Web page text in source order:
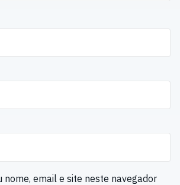
nome, email e site neste navegador